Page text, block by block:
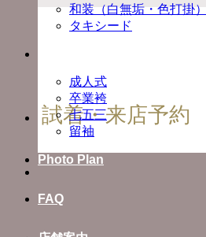
試着・来店予約
和装（白無垢・色打掛）
タキシード
成人式
卒業袴
七五三
留袖
Photo Plan
FAQ